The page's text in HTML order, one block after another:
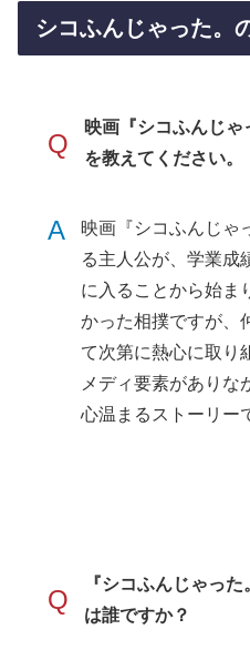
シコふんじゃった。
Q
映画『シコふんじ
を教えてください。
A
映画『シコふんじゃ
る主人公が、学業成
に入ることから始ま
かった相撲ですが、
て次第に熱心に取り
メディ要素がありな
心温まるストーリー
Q
『シコふんじゃっ
は誰ですか？